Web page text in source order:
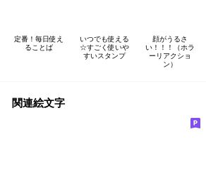
定番！毎日使え
ることば
いつでも使える
☆すごく使いや
すいスタンプ
顔がうるさ
い！！！（ホラ
ーリアクショ
ン）
関連絵文字